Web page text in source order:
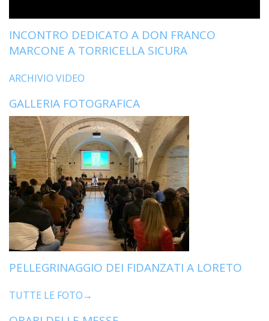
INCONTRO DEDICATO A DON FRANCO
MARCONE A TORRICELLA SICURA
ARCHIVIO VIDEO
GALLERIA FOTOGRAFICA
PELLEGRINAGGIO DEI FIDANZATI A LORETO
TUTTE LE FOTO→